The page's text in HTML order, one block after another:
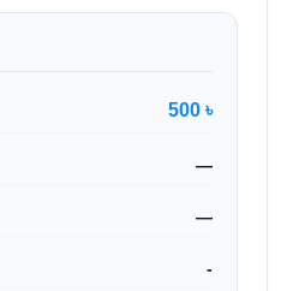
500 ৳
—
—
-